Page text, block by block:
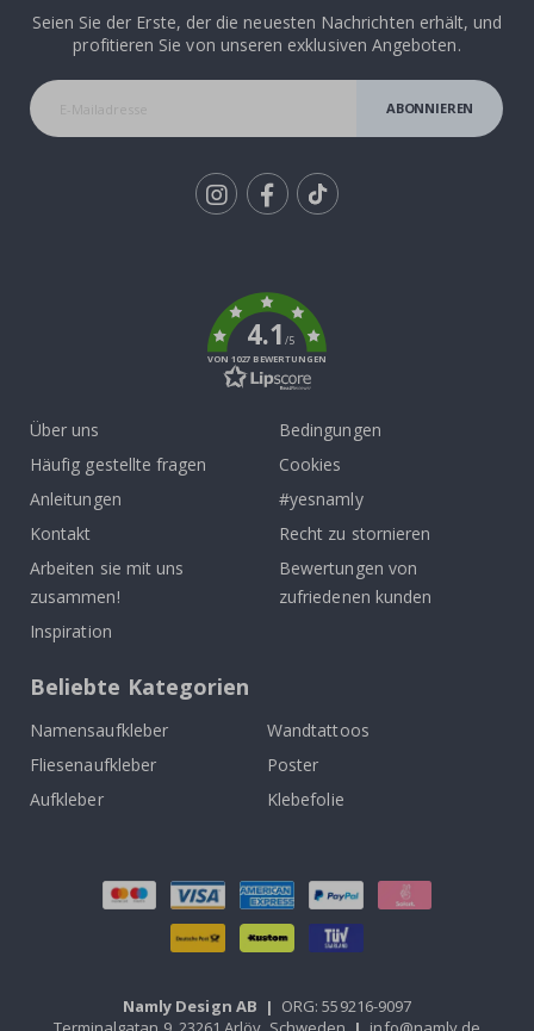
Seien Sie der Erste, der die neuesten Nachrichten erhält, und
profitieren Sie von unseren exklusiven Angeboten.
ABONNIEREN
4.1/5
VON 1027 BEWERTUNGEN
Über uns
Häufig gestellte fragen
Anleitungen
Kontakt
Arbeiten sie mit uns
zusammen!
Inspiration
Bedingungen
Cookies
#yesnamly
Recht zu stornieren
Bewertungen von
zufriedenen kunden
Beliebte Kategorien
Namensaufkleber
Wandtattoos
Fliesenaufkleber
Poster
Aufkleber
Klebefolie
Namly Design AB | ORG: 559216-9097